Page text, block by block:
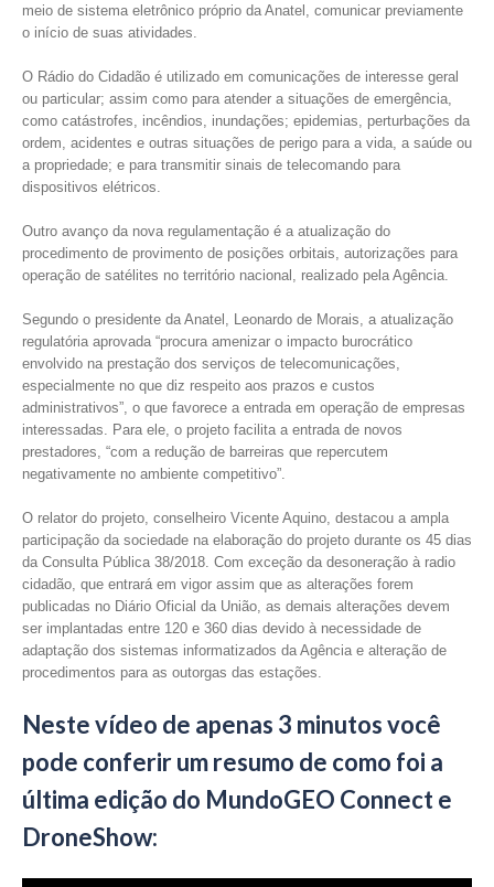
meio de sistema eletrônico próprio da Anatel, comunicar previamente
o início de suas atividades.
O Rádio do Cidadão é utilizado em comunicações de interesse geral
ou particular; assim como para atender a situações de emergência,
como catástrofes, incêndios, inundações; epidemias, perturbações da
ordem, acidentes e outras situações de perigo para a vida, a saúde ou
a propriedade; e para transmitir sinais de telecomando para
dispositivos elétricos.
Outro avanço da nova regulamentação é a atualização do
procedimento de provimento de posições orbitais, autorizações para
operação de satélites no território nacional, realizado pela Agência.
Segundo o presidente da Anatel, Leonardo de Morais, a atualização
regulatória aprovada “procura amenizar o impacto burocrático
envolvido na prestação dos serviços de telecomunicações,
especialmente no que diz respeito aos prazos e custos
administrativos”, o que favorece a entrada em operação de empresas
interessadas. Para ele, o projeto facilita a entrada de novos
prestadores, “com a redução de barreiras que repercutem
negativamente no ambiente competitivo”.
O relator do projeto, conselheiro Vicente Aquino, destacou a ampla
participação da sociedade na elaboração do projeto durante os 45 dias
da Consulta Pública 38/2018. Com exceção da desoneração à radio
cidadão, que entrará em vigor assim que as alterações forem
publicadas no Diário Oficial da União, as demais alterações devem
ser implantadas entre 120 e 360 dias devido à necessidade de
adaptação dos sistemas informatizados da Agência e alteração de
procedimentos para as outorgas das estações.
Neste vídeo de apenas 3 minutos você
pode conferir um resumo de como foi a
última edição do MundoGEO Connect e
DroneShow: